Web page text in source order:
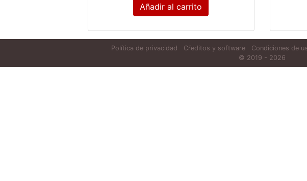
Añadir al carrito
Política de privacidad Cŕeditos y software Condiciones de
© 2019 - 2026